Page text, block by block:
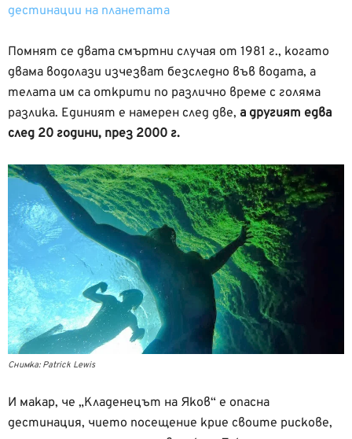
дестинации на планетата
Помнят се двата смъртни случая от 1981 г., когато
двама водолази изчезват безследно във водата, а
телата им са открити по различно време с голяма
разлика. Единият е намерен след две, а другият едва
след 20 години, през 2000 г.
Снимка: Patrick Lewis
И макар, че „Кладенецът на Яков“ е опасна
дестинация, чието посещение крие своите рискове,